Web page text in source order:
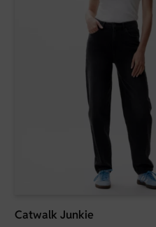
Catwalk Junkie